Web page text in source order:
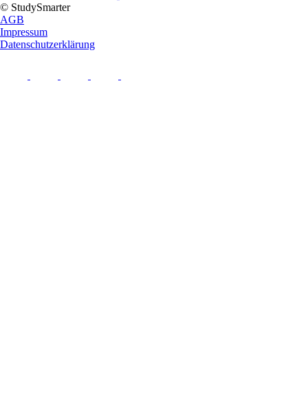
© StudySmarter
AGB
Impressum
Datenschutzerklärung